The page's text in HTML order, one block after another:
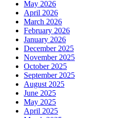
May 2026
April 2026
March 2026
February 2026
January 2026
December 2025
November 2025
October 2025
September 2025
August 2025
June 2025
May 2025
April 2025